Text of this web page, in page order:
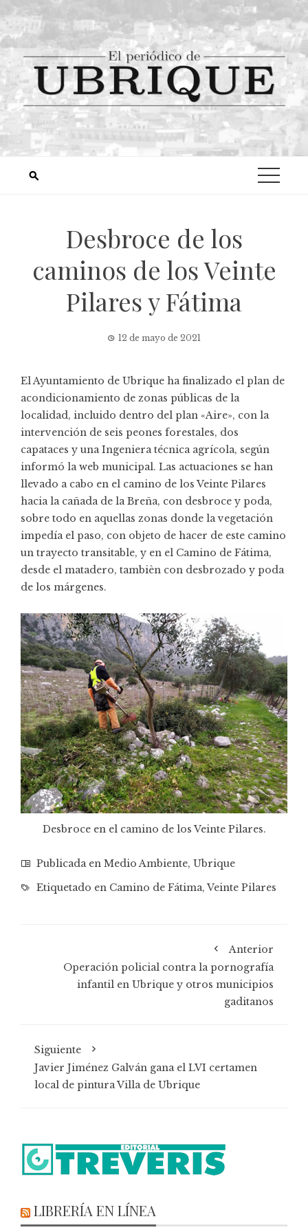
Desbroce de los
caminos de los Veinte
Pilares y Fátima
12 de mayo de 2021
El Ayuntamiento de Ubrique ha finalizado el plan de
acondicionamiento de zonas públicas de la
localidad, incluido dentro del plan «Aire», con la
intervención de seis peones forestales, dos
capataces y una Ingeniera técnica agrícola, según
informó la web municipal. Las actuaciones se han
llevado a cabo en el camino de los Veinte Pilares
hacia la cañada de la Breña, con desbroce y poda,
sobre todo en aquellas zonas donde la vegetación
impedía el paso, con objeto de hacer de este camino
un trayecto transitable, y en el Camino de Fátima,
desde el matadero, tambièn con desbrozado y poda
de los márgenes.
Desbroce en el camino de los Veinte Pilares.
Publicada en Medio Ambiente, Ubrique
Etiquetado en Camino de Fátima,Veinte Pilares
Anterior
Operación policial contra la pornografía
infantil en Ubrique y otros municipios
gaditanos
Siguiente
Javier Jiménez Galván gana el LVI certamen
local de pintura Villa de Ubrique
LIBRERÍA EN LÍNEA